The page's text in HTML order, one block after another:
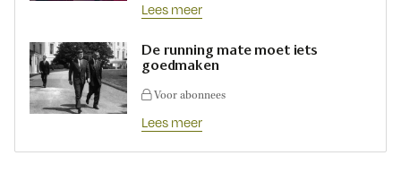
Lees meer
De running mate moet iets
goedmaken
Voor abonnees
Lees meer